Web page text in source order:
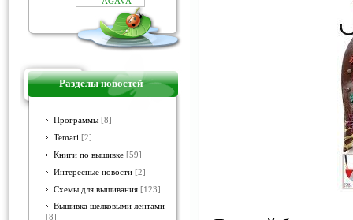
Разделы новостей
Программы [8]
Temari [2]
Книги по вышивке [59]
Интересные новости [2]
Схемы для вышивания [123]
Вышивка шелковыми лентами
[8]